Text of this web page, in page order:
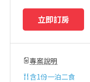
立即訂房
專案說明
含1份一泊二食